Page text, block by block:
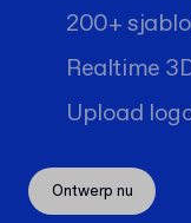
200+
Realtime
Upload
Ontwerp nu